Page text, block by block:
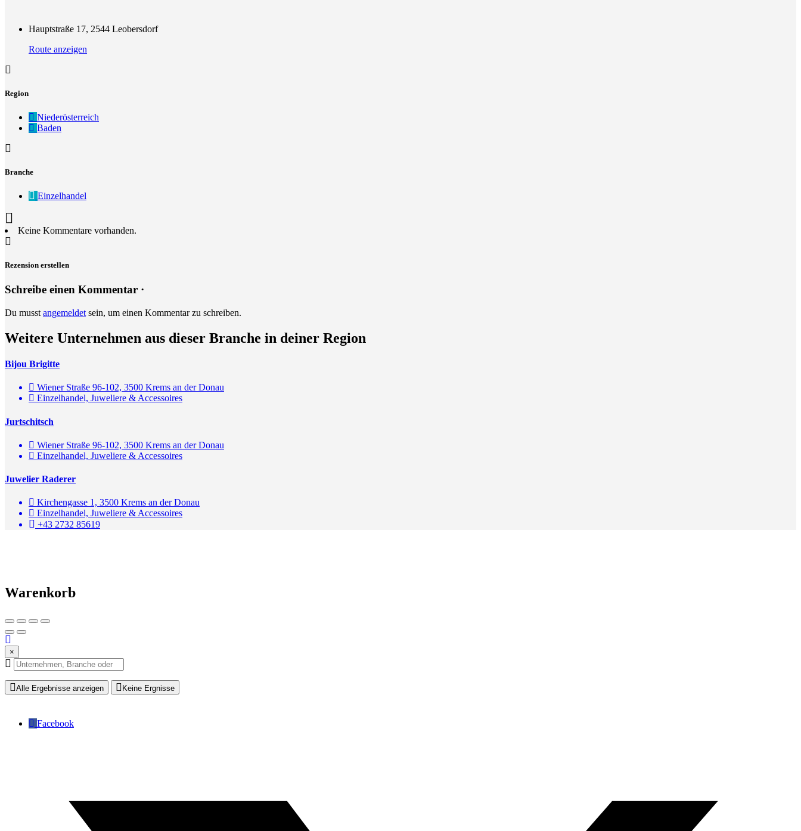
Hauptstraße 17, 2544 Leobersdorf
Route anzeigen
Region
Niederösterreich
Baden
Branche
Einzelhandel
Keine Kommentare vorhanden.
Rezension erstellen
Schreibe einen Kommentar ·
Du musst angemeldet sein, um einen Kommentar zu schreiben.
Weitere Unternehmen aus dieser Branche in deiner Region
Bijou Brigitte
Wiener Straße 96-102, 3500 Krems an der Donau
Einzelhandel, Juweliere & Accessoires
Jurtschitsch
Wiener Straße 96-102, 3500 Krems an der Donau
Einzelhandel, Juweliere & Accessoires
Juwelier Raderer
Kirchengasse 1, 3500 Krems an der Donau
Einzelhandel, Juweliere & Accessoires
+43 2732 85619
Warenkorb
×
Alle Ergebnisse anzeigen Keine Ergnisse
Facebook